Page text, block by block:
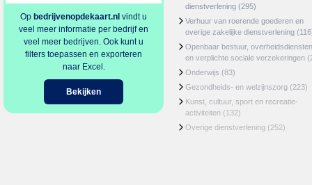
Op bedrijvenopdekaart.nl vindt u
veel meer informatie per bedrijf en
veel meer bedrijven. Ook kunt u
filters toepassen en exporteren
naar Excel.
Bekijken
dienstverlening (295)
Verhuur van roerende goederen en
overige zakelijke dienstverlening
Openbaar bestuur, overheidsdiensten
en verplichte sociale verzekeringen
Onderwijs (83)
Gezondheids- en welzijnszorg (223)
Kunst, cultuur, sport en recreatie-
activiteiten (132)
Overige dienstverlening (252)